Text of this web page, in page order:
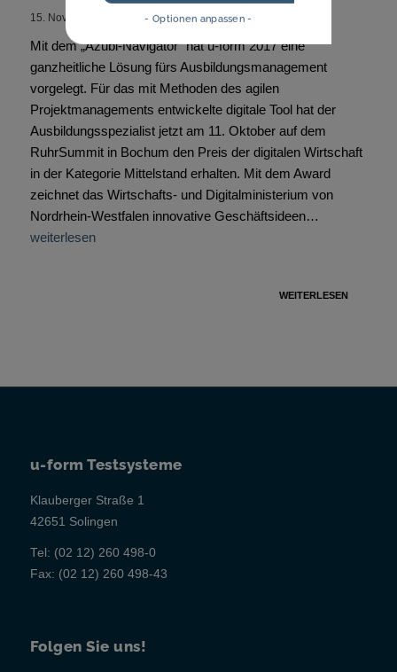
15. November 2018
Mit dem „Azubi-Navigator“ hat u-form 2017 eine
ganzheitliche Lösung fürs Ausbildungsmanagement
vorgelegt. Für das mit Methoden des agilen
Projektmanagements entwickelte digitale Tool hat der
Ausbildungsspezialist jetzt am 11. Oktober auf dem
RuhrSummit in Bochum den Preis der digitalen Wirtschaft
in der Kategorie Mittelstand erhalten. Mit dem Award
zeichnet das Wirtschafts- und Digitalministerium von
Nordrhein-Westfalen innovative Geschäftsideen…
weiterlesen
WEITERLESEN
u-form Testsysteme
Klauberger Straße 1
42651 Solingen
Tel: (02 12) 260 498-0
Fax: (02 12) 260 498-43
Folgen Sie uns!
- Optionen anpassen -